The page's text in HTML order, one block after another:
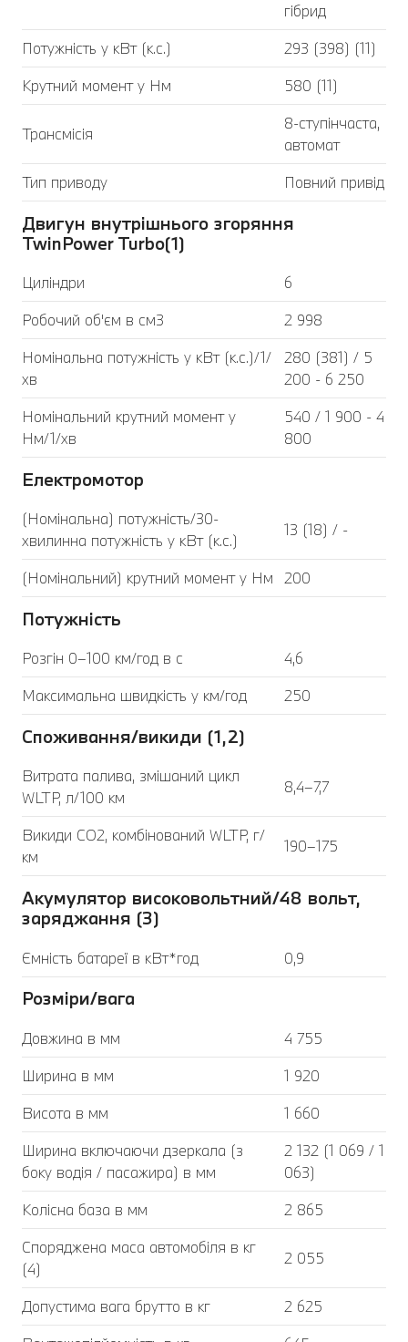
гібрид
Потужність у кВт (к.с.)
293 (398) (11)
Крутний момент у Нм
580 (11)
Трансмісія
8-ступінчаста,
автомат
Тип приводу
Повний привід
Двигун внутрішнього згоряння
TwinPower Turbo(1)
Циліндри
6
Робочий об'єм в см3
2 998
Номінальна потужність у кВт (к.с.)/1/
хв
280 (381) / 5
200 - 6 250
Номінальний крутний момент у
Нм/1/хв
540 / 1 900 - 4
800
Електромотор
(Номінальна) потужність/30-
хвилинна потужність у кВт (к.с.)
13 (18) / -
(Номінальний) крутний момент у Нм 200
Потужність
Розгін 0–100 км/год в с
4,6
Максимальна швидкість у км/год
250
Споживання/викиди (1,2)
Витрата палива, змішаний цикл
WLTP, л/100 км
8,4–7,7
Викиди CO2, комбінований WLTP, г/
км
190–175
Акумулятор високовольтний/48 вольт,
заряджання (3)
Ємність батареї в кВт*год 0,9
Розміри/вага
Довжина в мм
4 755
Ширина в мм
1 920
Висота в мм
1 660
Ширина включаючи дзеркала (з
боку водія / пасажира) в мм
2 132 (1 069 / 1
063)
Колісна база в мм
2 865
Споряджена маса автомобіля в кг
(4)
2 055
Допустима вага брутто в кг
2 625